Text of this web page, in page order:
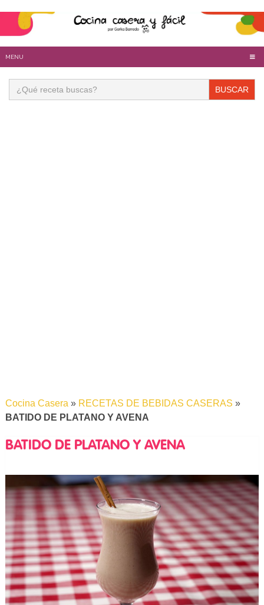
MENU
Buscar:
Cocina Casera» RECETAS DE BEBIDAS CASERAS »
BATIDO DE PLATANO Y AVENA
BATIDO DE PLATANO Y AVENA